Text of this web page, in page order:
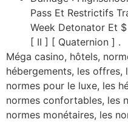
Pass Et Restrictifs
Week Detonator Et
[ II ] [ Quaternion ] .
Méga casino, hôtels,
hébergements, les offres,
normes pour le luxe, les
normes confortables, les
normes monétaires, les